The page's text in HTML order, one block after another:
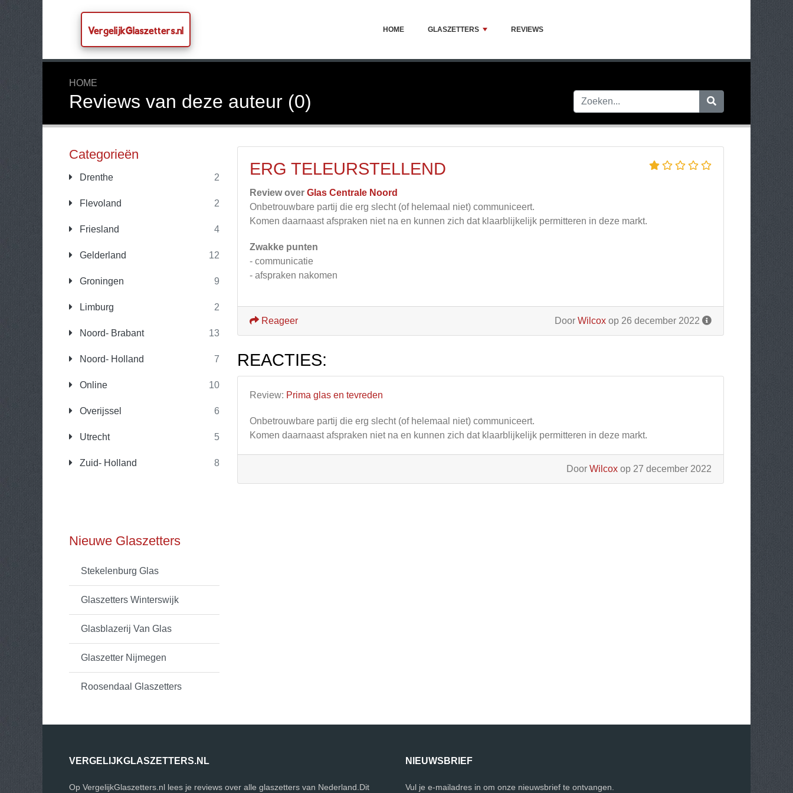
VergelijkGlaszetters.nl HOME GLASZETTERS REVIEWS
HOME
Reviews van deze auteur (0)
Categorieën
Drenthe 2
Flevoland 2
Friesland 4
Gelderland 12
Groningen 9
Limburg 2
Noord- Brabant 13
Noord- Holland 7
Online 10
Overijssel 6
Utrecht 5
Zuid- Holland 8
Nieuwe Glaszetters
Stekelenburg Glas
Glaszetters Winterswijk
Glasblazerij Van Glas
Glaszetter Nijmegen
Roosendaal Glaszetters
ERG TELEURSTELLEND
Review over Glas Centrale Noord
Onbetrouwbare partij die erg slecht (of helemaal niet) communiceert.
Komen daarnaast afspraken niet na en kunnen zich dat klaarblijkelijk permitteren in deze markt.
Zwakke punten
- communicatie
- afspraken nakomen
Door Wilcox op 26 december 2022
Reageer
REACTIES:
Review: Prima glas en tevreden
Onbetrouwbare partij die erg slecht (of helemaal niet) communiceert.
Komen daarnaast afspraken niet na en kunnen zich dat klaarblijkelijk permitteren in deze markt.
Door Wilcox op 27 december 2022
VERGELIJKGLASZETTERS.NL
Op VergelijkGlaszetters.nl lees je reviews over alle glaszetters van Nederland.Dit
NIEUWSBRIEF
Vul je e-mailadres in om onze nieuwsbrief te ontvangen.